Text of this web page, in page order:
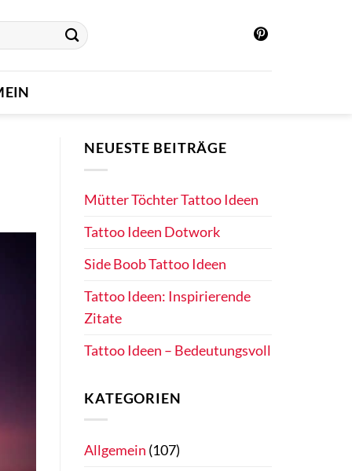
NEUESTE BEITRÄGE
Mütter Töchter Tattoo Ideen
Tattoo Ideen Dotwork
Side Boob Tattoo Ideen
Tattoo Ideen: Inspirierende
Zitate
Tattoo Ideen – Bedeutungsvoll
KATEGORIEN
Allgemein (107)